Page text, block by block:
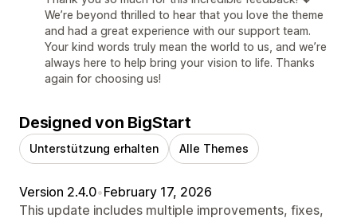
We’re beyond thrilled to hear that you love the theme
and had a great experience with our support team.
Your kind words truly mean the world to us, and we’re
always here to help bring your vision to life. Thanks
again for choosing us!
Designed von BigStart
Unterstützung erhalten Alle Themes
Version 2.4.0•February 17, 2026
This update includes multiple improvements, fixes,